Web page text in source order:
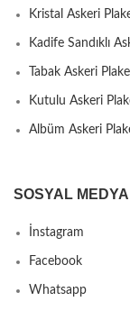
Kristal Askeri
Kadife Sandıklı
Tabak Askeri
Kutulu Askeri
Albüm Askeri
SOSYAL MEDYA
İnstagram
Facebook
Whatsapp